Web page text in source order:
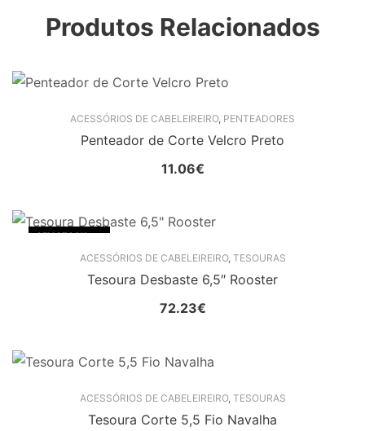
Produtos Relacionados
ACESSÓRIOS DE CABELEIREIRO, PENTEADORES
Penteador de Corte Velcro Preto
11.06€
SEM STOCK
ACESSÓRIOS DE CABELEIREIRO, TESOURAS
Tesoura Desbaste 6,5″ Rooster
72.23€
ACESSÓRIOS DE CABELEIREIRO, TESOURAS
Tesoura Corte 5,5 Fio Navalha